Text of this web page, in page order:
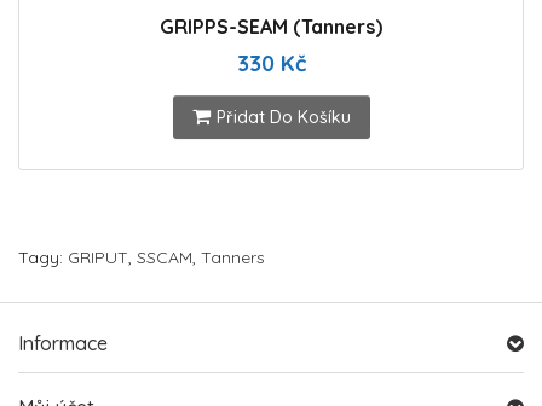
GRIPPS-SEAM (Tanners)
330 Kč
Přidat Do Košíku
Tagy: GRIPUT, SSCAM, Tanners
Informace